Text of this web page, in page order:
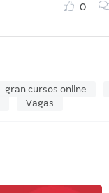
0
gran cursos online
Vagas